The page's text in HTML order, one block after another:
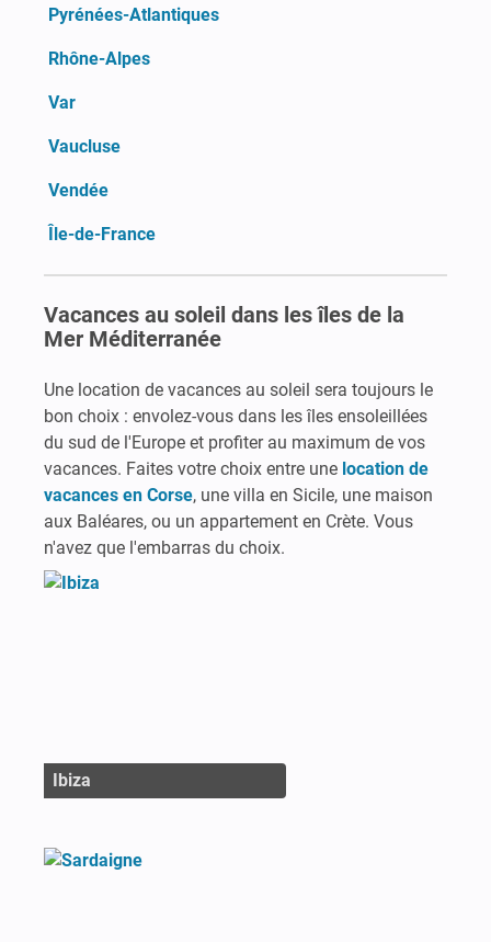
Pyrénées-Atlantiques
Rhône-Alpes
Var
Vaucluse
Vendée
Île-de-France
Vacances au soleil dans les îles de la
Mer Méditerranée
Une location de vacances au soleil sera toujours le
bon choix : envolez-vous dans les îles ensoleillées
du sud de l'Europe et profiter au maximum de vos
vacances. Faites votre choix entre une location de
vacances en Corse, une villa en Sicile, une maison
aux Baléares, ou un appartement en Crète. Vous
n'avez que l'embarras du choix.
Ibiza